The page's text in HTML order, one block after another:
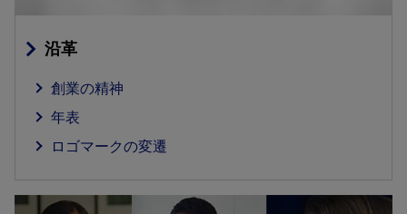
沿革
創業の精神
年表
ロゴマークの変遷